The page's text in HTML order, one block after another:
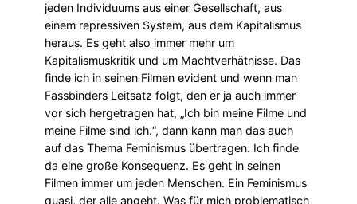
jeden Individuums aus einer Gesellschaft, aus
einem repressiven System, aus dem Kapitalismus
heraus. Es geht also immer mehr um
Kapitalismuskritik und um Machtverhätnisse. Das
finde ich in seinen Filmen evident und wenn man
Fassbinders Leitsatz folgt, den er ja auch immer
vor sich hergetragen hat, „Ich bin meine Filme und
meine Filme sind ich.“, dann kann man das auch
auf das Thema Feminismus übertragen. Ich finde
da eine große Konsequenz. Es geht in seinen
Filmen immer um jeden Menschen. Ein Feminismus
quasi, der alle angeht. Was für mich problematisch